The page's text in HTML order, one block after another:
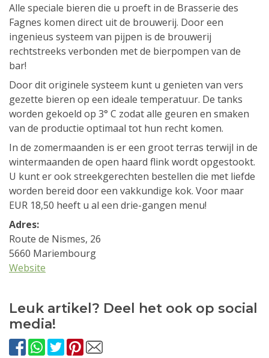
Alle speciale bieren die u proeft in de Brasserie des
Fagnes komen direct uit de brouwerij. Door een
ingenieus systeem van pijpen is de brouwerij
rechtstreeks verbonden met de bierpompen van de
bar!
Door dit originele systeem kunt u genieten van vers
gezette bieren op een ideale temperatuur. De tanks
worden gekoeld op 3° C zodat alle geuren en smaken
van de productie optimaal tot hun recht komen.
In de zomermaanden is er een groot terras terwijl in de
wintermaanden de open haard flink wordt opgestookt.
U kunt er ook streekgerechten bestellen die met liefde
worden bereid door een vakkundige kok. Voor maar
EUR 18,50 heeft u al een drie-gangen menu!
Adres:
Route de Nismes, 26
5660 Mariembourg
Website
Leuk artikel? Deel het ook op social
media!